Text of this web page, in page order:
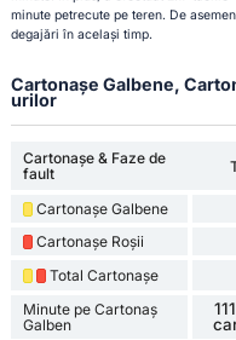
minute petrecute pe teren. De
degajări în același timp.
Cartonașe Galbene,
urilor
Cartonașe & Faze de
fault
Cartonașe Galbene
Cartonașe Roșii
Total Cartonașe
Minute pe Cartonaș
Galben